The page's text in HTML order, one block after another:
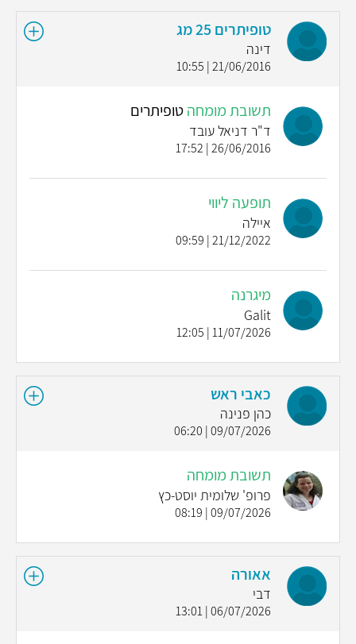
טופיתרים 25 מג
דינה
21/06/2016 | 10:55
תשובת מומחהטופיתרים
ד"ר דניאל עובד
26/06/2016 | 17:52
תופעה ליווי
איילה
21/12/2022 | 09:59
מיגרנה
Galit
11/07/2026 | 12:05
כאבי ראש
כהן פנינה
09/07/2026 | 06:20
תשובת מומחה
פרופ' שלומית יוסט-כץ
09/07/2026 | 08:19
אאורה
דבי
06/07/2026 | 13:01